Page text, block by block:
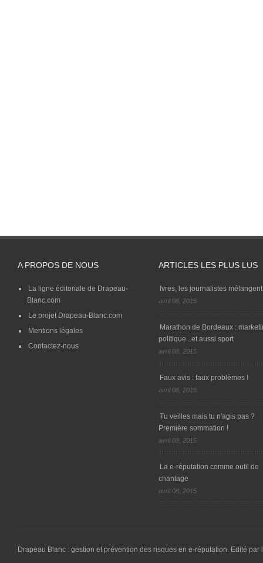
A PROPOS DE NOUS
La ligne éditoriale de Drapeau-
Blanc.com
Le projet Drapeau-Blanc.com
Mentions légales
Contactez-nous
ARTICLES LES PLUS LUS
Ivres, les journalistes
avril 08, 2015
Marathon de Bordeaux :
politique...et aussi sport
avril 08, 2015
Faux avis : faux problèmes !
avril 08, 2015
Tu veilles mais tu n'agis pas ?
Première sommation !
avril 08, 2015
La e-réputation comme outil de
chantage
avril 08, 2015
Drapeau Blanc : gestion et prévention des risques en e-réputation. Edité